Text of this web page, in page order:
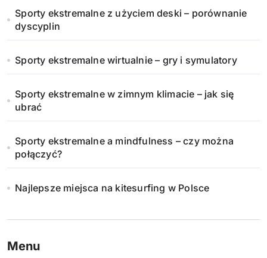
Sporty ekstremalne z użyciem deski – porównanie
dyscyplin
Sporty ekstremalne wirtualnie – gry i symulatory
Sporty ekstremalne w zimnym klimacie – jak się
ubrać
Sporty ekstremalne a mindfulness – czy można
połączyć?
Najlepsze miejsca na kitesurfing w Polsce
Menu